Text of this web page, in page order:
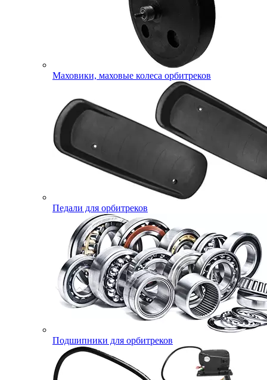
Маховики, маховые колеса орбитреков
Педали для орбитреков
Подшипники для орбитреков